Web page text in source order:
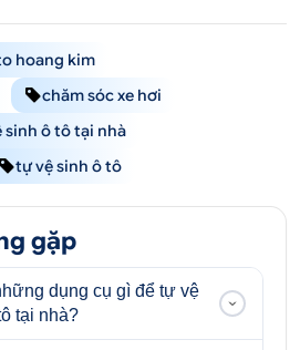
hoang kim
chăm sóc xe hơi
sinh ô tô tại nhà
tự vệ sinh ô tô
gặp
dụng cụ gì để tự vệ
tại nhà?